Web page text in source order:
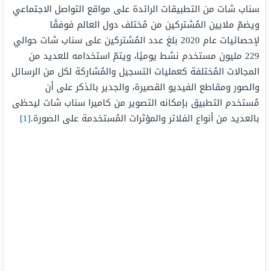
سناب شات من التطبيقات الرائدة على مواقع التواصل الاجتماعي
ويضمّ ملايين المُشتركين من مُختلف دول العالم فوفقًا
لإحصائيات عام 2020 بلغ عدد المُشتركين على سناب شات حوالي
229 مليون مستخدم نشط يوميًا، ويتمّ استخدامه للعديد من
المجالات المُختلفة كعمليات التسجيل والمُشاركة لكل من الرسائل
والصور ومقاطع الفيديو القصيرة، والجدير بالذكر على أن
مُستخدم التطبيق بإمكانه التصوير من كاميرا سناب شات ليحظى
بالعديد من أنواع الفلاتر والمؤثرات المُستخدمة على الصورة.[1]